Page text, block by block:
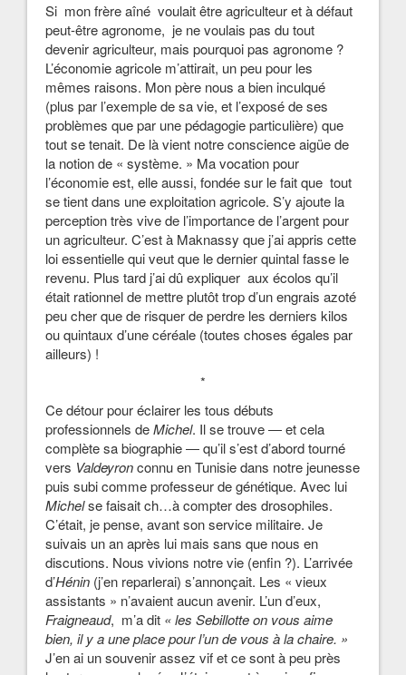
Si mon frère aîné voulait être agriculteur et à défaut
peut-être agronome, je ne voulais pas du tout
devenir agriculteur, mais pourquoi pas agronome ?
L’économie agricole m’attirait, un peu pour les
mêmes raisons. Mon père nous a bien inculqué
(plus par l’exemple de sa vie, et l’exposé de ses
problèmes que par une pédagogie particulière) que
tout se tenait. De là vient notre conscience aigüe de
la notion de « système. » Ma vocation pour
l’économie est, elle aussi, fondée sur le fait que tout
se tient dans une exploitation agricole. S’y ajoute la
perception très vive de l’importance de l’argent pour
un agriculteur. C’est à Maknassy que j’ai appris cette
loi essentielle qui veut que le dernier quintal fasse le
revenu. Plus tard j’ai dû expliquer aux écolos qu’il
était rationnel de mettre plutôt trop d’un engrais azoté
peu cher que de risquer de perdre les derniers kilos
ou quintaux d’une céréale (toutes choses égales par
ailleurs) !
*
Ce détour pour éclairer les tous débuts
professionnels deMichel. Il se trouve ― et cela
complète sa biographie ― qu’il s’est d’abord tourné
vers Valdeyronconnu en Tunisie dans notre jeunesse
puis subi comme professeur de génétique. Avec lui
Michelse faisait ch…à compter des drosophiles.
C’était, je pense, avant son service militaire. Je
suivais un an après lui mais sans que nous en
discutions. Nous vivions notre vie (enfin ?). L’arrivée
d’Hénin (j’en reparlerai) s’annonçait. Les « vieux
assistants » n’avaient aucun avenir. L’un d’eux,
Fraigneaud, m’a dit « les Sebillotte on vous aime
bien, il y a une place pour l’un de vous à la chaire. »
J’en ai un souvenir assez vif et ce sont à peu près